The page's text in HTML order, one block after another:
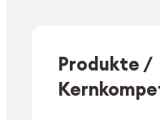
Produkte /